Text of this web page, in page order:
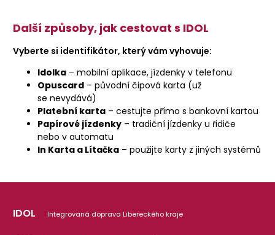
Další způsoby, jak cestovat s IDOL
Vyberte si identifikátor, který vám vyhovuje:
Idolka – mobilní aplikace, jízdenky v telefonu
Opuscard – původní čipová karta (už
se nevydává)
Platební karta – cestujte přímo s bankovní kartou
Papírové jízdenky – tradiční jízdenky u řidiče
nebo v automatu
In Karta a Lítačka – použijte karty z jiných systémů
IDOL Integrovaná doprava Libereckého kraje